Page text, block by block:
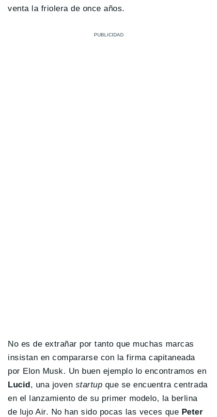
venta la friolera de once años.
No es de extrañar por tanto que muchas marcas
insistan en compararse con la firma capitaneada
por Elon Musk. Un buen ejemplo lo encontramos en
Lucid, una joven startup que se encuentra centrada
en el lanzamiento de su primer modelo, la berlina
de lujo Air. No han sido pocas las veces que Peter